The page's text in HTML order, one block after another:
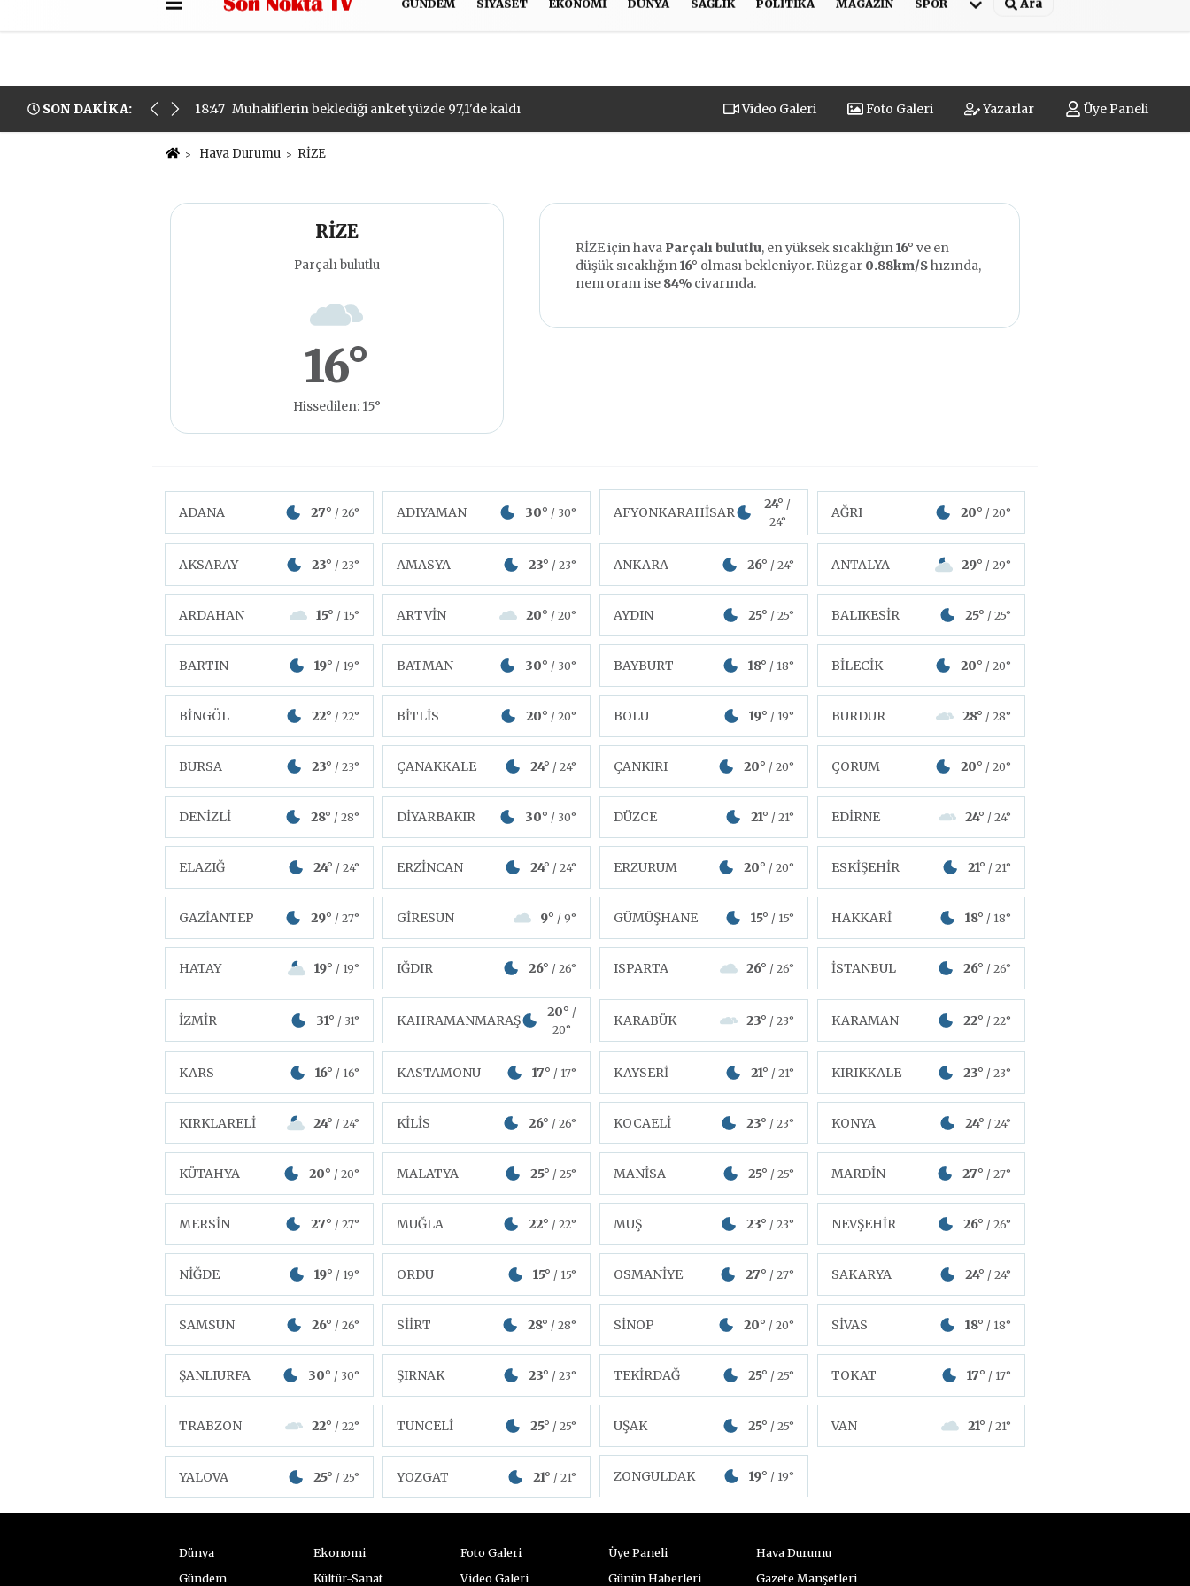
İletişim Çerez Politikası
GÜNDEM SIYASET EKONOMI DÜNYA SAĞLIK POLITIKA MAGAZIN SPOR Ara
SON DAKİKA:
TARTIŞILIYOR. ORTADA BİR MİLLİ GÜVENLİK SORUNU MU VAR?
18:47 Muhaliflerin beklediği anket yüzde 97,1'de kaldı Video Galeri Foto Galeri Yazarlar Üye Paneli
Hava Durumu RİZE
RİZE
Parçalı bulutlu
16°
Hissedilen: 15°
RİZE için hava Parçalı bulutlu, en yüksek sıcaklığın16° ve en
düşük sıcaklığın16° olması bekleniyor. Rüzgar 0.88km/Shızında,
nem oranı ise 84%civarında.
ADANA 27° / 26° ADIYAMAN 30° / 30° AFYONKARAHİSAR
24° /
24°
AĞRI 20° / 20°
AKSARAY 23° / 23° AMASYA 23° / 23° ANKARA 26° / 24° ANTALYA 29° / 29°
ARDAHAN 15° / 15° ARTVİN 20° / 20° AYDIN 25° / 25° BALIKESİR 25° / 25°
BARTIN 19° / 19° BATMAN 30° / 30° BAYBURT 18° / 18° BİLECİK 20° / 20°
BİNGÖL 22° / 22° BİTLİS 20° / 20° BOLU 19° / 19° BURDUR 28° / 28°
BURSA 23° / 23° ÇANAKKALE 24° / 24° ÇANKIRI 20° / 20° ÇORUM 20° / 20°
DENİZLİ 28° / 28° DİYARBAKIR 30° / 30° DÜZCE 21° / 21° EDİRNE 24° / 24°
ELAZIĞ 24° / 24° ERZİNCAN 24° / 24° ERZURUM 20° / 20° ESKİŞEHİR 21° / 21°
GAZİANTEP 29° / 27° GİRESUN 9° / 9° GÜMÜŞHANE 15° / 15° HAKKARİ 18° / 18°
HATAY 19° / 19° IĞDIR 26° / 26° ISPARTA 26° / 26° İSTANBUL 26° / 26°
İZMİR 31° / 31° KAHRAMANMARAŞ
20° /
20°
KARABÜK 23° / 23° KARAMAN 22° / 22°
KARS 16° / 16° KASTAMONU 17° / 17° KAYSERİ 21° / 21° KIRIKKALE 23° / 23°
KIRKLARELİ 24° / 24° KİLİS 26° / 26° KOCAELİ 23° / 23° KONYA 24° / 24°
KÜTAHYA 20° / 20° MALATYA 25° / 25° MANİSA 25° / 25° MARDİN 27° / 27°
MERSİN 27° / 27° MUĞLA 22° / 22° MUŞ 23° / 23° NEVŞEHİR 26° / 26°
NİĞDE 19° / 19° ORDU 15° / 15° OSMANİYE 27° / 27° SAKARYA 24° / 24°
SAMSUN 26° / 26° SİİRT 28° / 28° SİNOP 20° / 20° SİVAS 18° / 18°
ŞANLIURFA 30° / 30° ŞIRNAK 23° / 23° TEKİRDAĞ 25° / 25° TOKAT 17° / 17°
TRABZON 22° / 22° TUNCELİ 25° / 25° UŞAK 25° / 25° VAN 21° / 21°
YALOVA 25° / 25° YOZGAT 21° / 21° ZONGULDAK 19° / 19°
Dünya
Ekonomi
Gündem
Kültür-Sanat
Foto Galeri
Video Galeri
Üye Paneli
Günün Haberleri
Hava Durumu
Gazete Manşetleri